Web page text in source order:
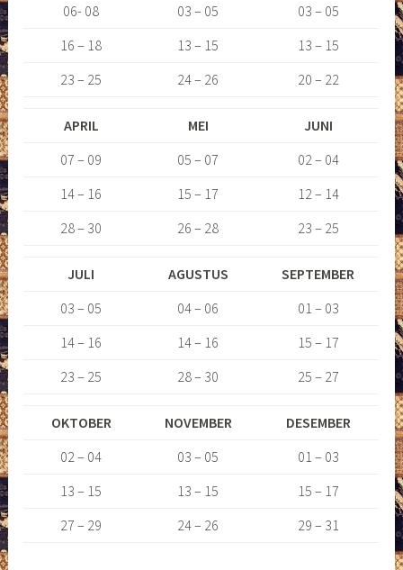
06- 08
03 – 05
03 – 05
16 – 18
13 – 15
13 – 15
23 – 25
24 – 26 20 – 22
APRIL MEI
JUNI
07 – 09
05 – 07
02 – 04
14 – 16
15 – 17
12 – 14
28 – 30
26 – 28 23 – 25
JULI AGUSTUS
SEPTEMBER
03 – 05
04 – 06
01 – 03
14 – 16
14 – 16
15 – 17
23 – 25
28 – 30 25 – 27
OKTOBER NOVEMBER
DESEMBER
02 – 04
03 – 05
01 – 03
13 – 15
13 – 15
15 – 17
27 – 29
24 – 26 29 – 31